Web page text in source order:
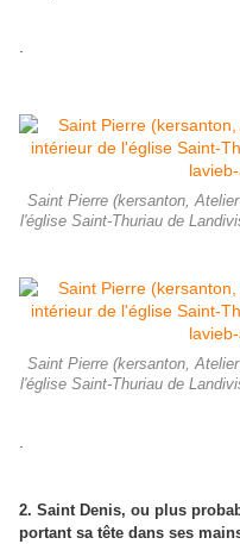
Saint Pierre (kersanton,
l'église Saint-Thuriau de
Saint Pierre (kersanton,
l'église Saint-Thuriau de
2. Saint Denis, ou plus
portant sa tête dans ses